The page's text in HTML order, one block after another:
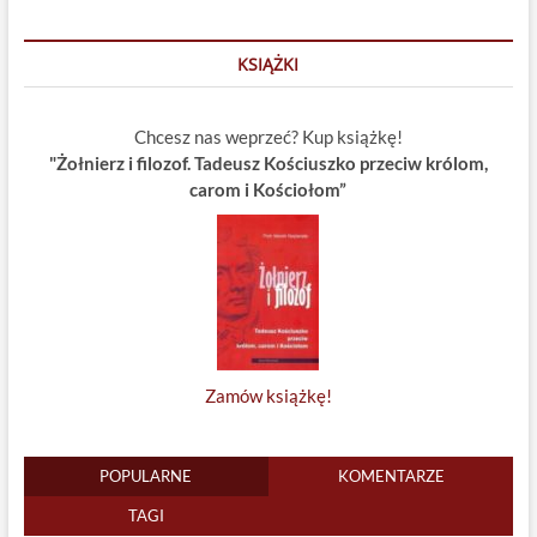
KSIĄŻKI
Chcesz nas weprzeć? Kup książkę!
"Żołnierz i filozof. Tadeusz Kościuszko przeciw królom,
carom i Kościołom”
Zamów książkę!
POPULARNE KOMENTARZE
TAGI